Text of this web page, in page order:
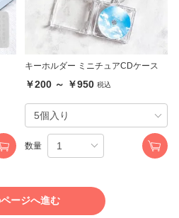
キーホルダー ミニチュアCDケース
￥200 ～ ￥950 税込
数量
ージへ進む